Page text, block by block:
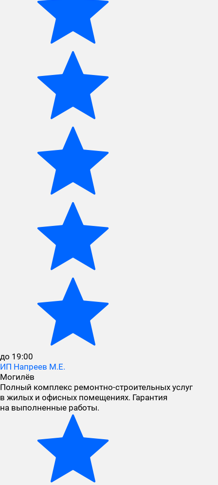
до 19:00
ИП Напреев М.Е.
Могилёв
Полный комплекс ремонтно-строительных услуг
в жилых и офисных помещениях. Гарантия
на выполненные работы.